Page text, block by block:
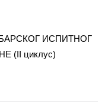
ИСПИТНОГ
(II циклус)